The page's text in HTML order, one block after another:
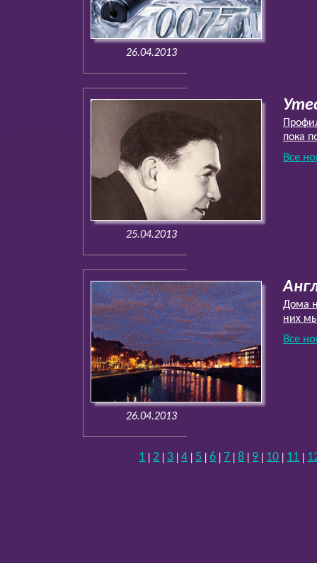
26.04.2013
25.04.2013
пока
Все
26.04.2013
Дома
них
Все
1 2 3 4 5 6 7 8 9 10 11